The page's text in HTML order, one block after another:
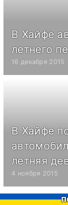
В Хайфе
летнего
16 декабря 2015
В Хайфе
летняя
4 ноября 2015